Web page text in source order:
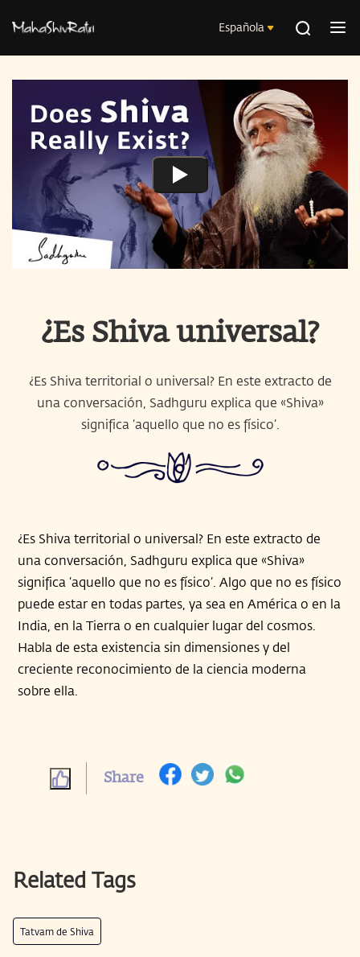
Española
¿Es Shiva universal?
¿Es Shiva territorial o universal? En este extracto de
una conversación, Sadhguru explica que «Shiva»
significa ‘aquello que no es físico’.
¿Es Shiva territorial o universal? En este extracto de
una conversación, Sadhguru explica que «Shiva»
significa ‘aquello que no es físico’. Algo que no es físico
puede estar en todas partes, ya sea en América o en la
India, en la Tierra o en cualquier lugar del cosmos.
Habla de esta existencia sin dimensiones y del
creciente reconocimiento de la ciencia moderna
sobre ella.
Share
Related Tags
Tatvam de Shiva